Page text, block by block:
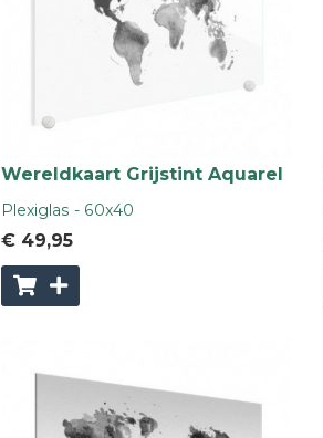
Wereldkaart Grijstint Aquarel
Plexiglas - 60x40
€ 49,95